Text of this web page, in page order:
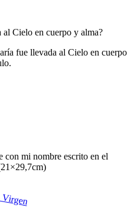
al Cielo en cuerpo y alma?
fue llevada al Cielo en cuerpo
con mi nombre escrito en el